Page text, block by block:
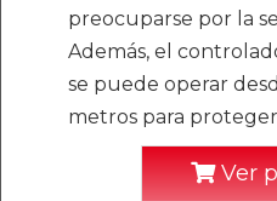
preocuparse por la
Además, el
se puede operar
metros para proteger
Ver